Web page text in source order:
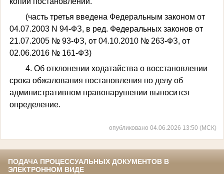
(часть третья введена Федеральным законом от
04.07.2003 N 94-ФЗ, в ред. Федеральных законов от
21.07.2005 № 93-ФЗ, от 04.10.2010 № 263-ФЗ, от
02.06.2016 № 161-ФЗ)
4. Об отклонении ходатайства о восстановлении
срока обжалования постановления по делу об
административном правонарушении выносится
определение.
опубликовано 04.06.2026 13:50 (МСК)
ПОДАЧА ПРОЦЕССУАЛЬНЫХ ДОКУМЕНТОВ В
ЭЛЕКТРОННОМ ВИДЕ